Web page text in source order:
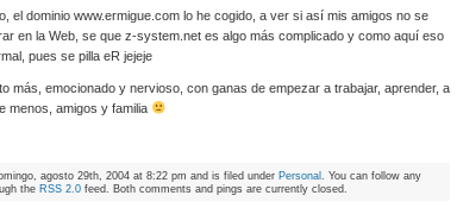
el dominio www.ermigue.com lo he cogido, a ver si así mis amigos no se
en la Web, se que z-system.net es algo más complicado y como aquí eso
pues se pilla eR jejeje
más, emocionado y nervioso, con ganas de empezar a trabajar, aprender, a
menos, amigos y familia
agosto 29th, 2004 at 8:22 pm and is filed under Personal . You can follow any
the RSS 2.0 feed. Both comments and pings are currently closed.